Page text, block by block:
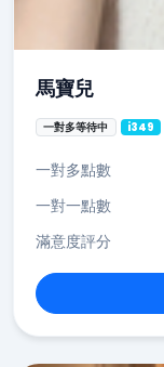
馬寶兒
一對多等待中 i349
一對多點數
一對一點數
滿意度評分